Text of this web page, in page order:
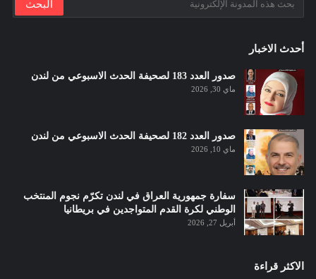
أحدث الاخبار
صدور العدد 183 لصحيفة الحدث الاسبوعي من لندن
ماي 30, 2026
صدور العدد 182 لصحيفة الحدث الاسبوعي من لندن
ماي 10, 2026
سفارة جمهورية العراق في لندن تكرّم نجوم المنتخب
الوطني لكرة القدم المتواجدين في بريطانيا
أبريل 27, 2026
الاكثر قراءة